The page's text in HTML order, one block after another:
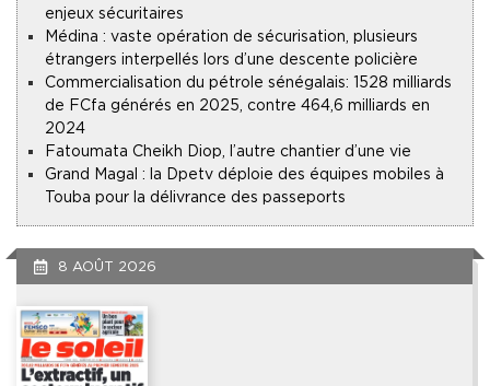
enjeux sécuritaires
Médina : vaste opération de sécurisation, plusieurs
étrangers interpellés lors d’une descente policière
Commercialisation du pétrole sénégalais : 1528 milliards
de FCfa générés en 2025, contre 464,6 milliards en
2024
Fatoumata Cheikh Diop, l’autre chantier d’une vie
Grand Magal : la Dpetv déploie des équipes mobiles à
Touba pour la délivrance des passeports
8 AOÛT 2026